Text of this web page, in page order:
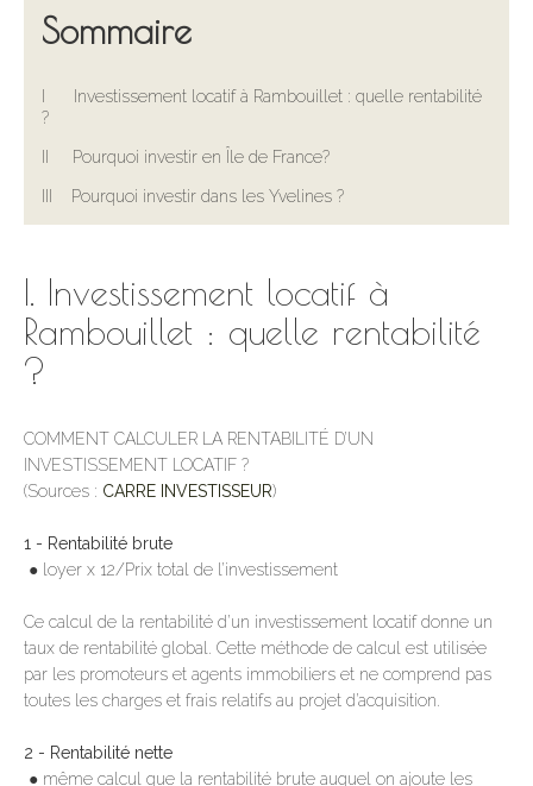
Sommaire
I Investissement locatif à Rambouillet : quelle rentabilité
?
II Pourquoi investir en Île de France?
III Pourquoi investir dans les Yvelines ?
I. Investissement locatif à
Rambouillet : quelle rentabilité
?
COMMENT CALCULER LA RENTABILITÉ D’UN
INVESTISSEMENT LOCATIF ?
(Sources : CARRE INVESTISSEUR)
1 - Rentabilité brute
● loyer x 12/Prix total de l’investissement
Ce calcul de la rentabilité d’un investissement locatif donne un
taux de rentabilité global. Cette méthode de calcul est utilisée
par les promoteurs et agents immobiliers et ne comprend pas
toutes les charges et frais relatifs au projet d’acquisition.
2 - Rentabilité nette
● même calcul que la rentabilité brute auquel on ajoute les